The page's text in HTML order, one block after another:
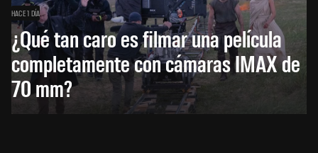
HACE 1 DÍA
¿Qué tan caro es filmar una película
completamente con cámaras IMAX de
70 mm?